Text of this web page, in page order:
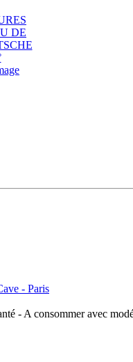
- Paris
- A consommer avec